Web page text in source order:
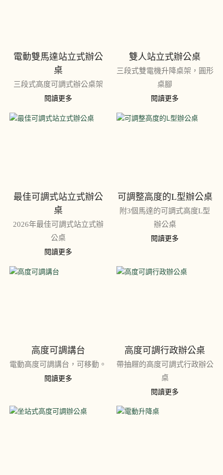
電動雙馬達站立式辦公
桌
三段式高度可調式辦公桌架
閱讀更多
雙人站立式辦公桌
三段式雙電機升降桌架，圓形
桌腳
閱讀更多
最佳可調式站立式辦公
桌
2026年最佳可調式站立式辦
公桌
閱讀更多
可調整高度的L型辦公桌
附3個馬達的可調式高度L型
辦公桌
閱讀更多
高度可調講台
電動高度可調講台，可移動。
閱讀更多
高度可調行政辦公桌
帶抽屜的高度可調式行政辦公
桌
閱讀更多